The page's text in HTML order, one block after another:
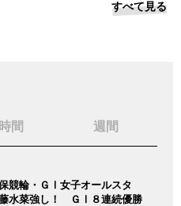
すべて見る
間 週間
保競輪・ＧⅠ女子オールスタ
水菜強し！ ＧⅠ８連続優勝